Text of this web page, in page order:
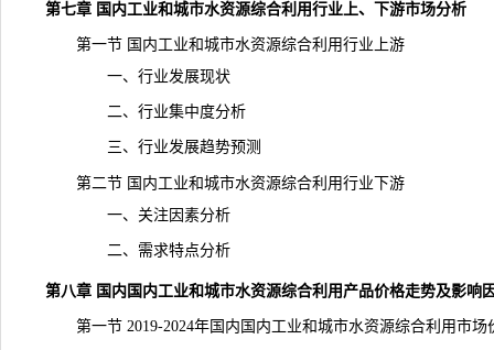
第七章 国内工业和城市水资源综合利用行业上、下游市场分析
第一节 国内工业和城市水资源综合利用行业上游
一、行业发展现状
二、行业集中度分析
三、行业发展趋势预测
第二节 国内工业和城市水资源综合利用行业下游
一、关注因素分析
二、需求特点分析
第八章 国内国内工业和城市水资源综合利用产品价格走势及影响
第一节 2019-2024年国内国内工业和城市水资源综合利用市场